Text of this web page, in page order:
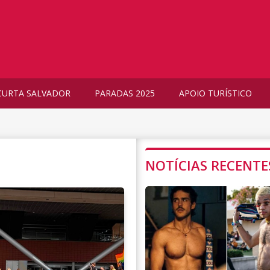
SALVADOR PARADAS 2025 APOIO TURÍSTICO
NOTÍCIAS